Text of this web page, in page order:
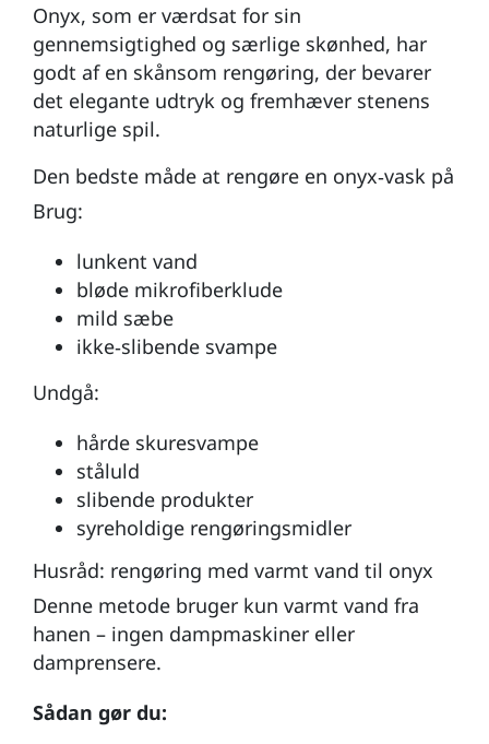
Onyx, som er værdsat for sin
gennemsigtighed og særlige skønhed, har
godt af en skånsom rengøring, der bevarer
det elegante udtryk og fremhæver stenens
naturlige spil.
Den bedste måde at rengøre en onyx‑vask på
Brug:
lunkent vand
bløde mikrofiberklude
mild sæbe
ikke‑slibende svampe
Undgå:
hårde skuresvampe
ståluld
slibende produkter
syreholdige rengøringsmidler
Husråd: rengøring med varmt vand til onyx
Denne metode bruger kun varmt vand fra
hanen – ingen dampmaskiner eller
damprensere.
Sådan gør du: